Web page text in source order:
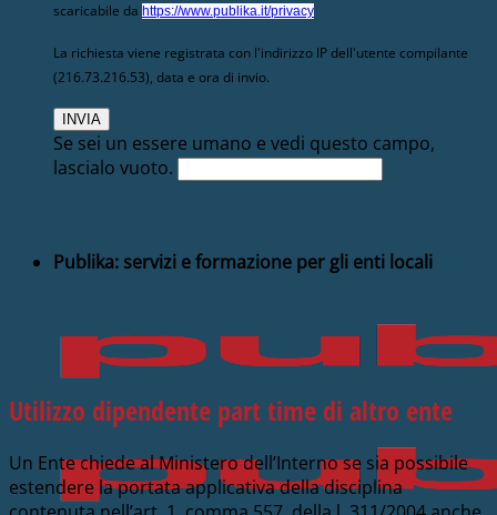
scaricabile da https://www.publika.it/privacy
La richiesta viene registrata con l'indirizzo IP dell'utente compilante
(216.73.216.53), data e ora di invio.
Se sei un essere umano e vedi questo campo,
lascialo vuoto.
Publika: servizi e formazione per gli enti locali
Utilizzo dipendente part time di altro ente
Un Ente chiede al Ministero dell’Interno se sia possibile
estendere la portata applicativa della disciplina